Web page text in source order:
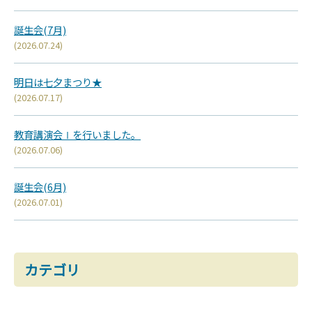
誕生会(7月)
(2026.07.24)
明日は七夕まつり★
(2026.07.17)
教育講演会Ⅰを行いました。
(2026.07.06)
誕生会(6月)
(2026.07.01)
カテゴリ